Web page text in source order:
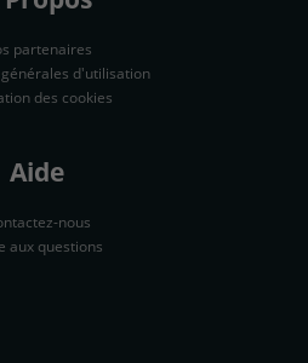
partenaires
d'utilisation
des cookies
Aide
nous
aux questions